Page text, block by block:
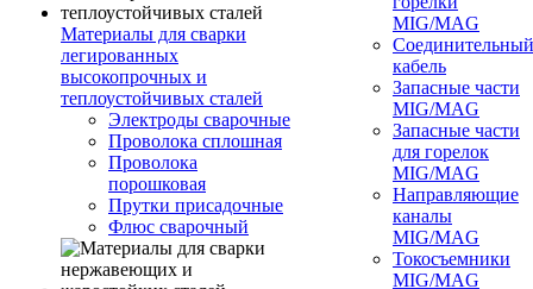
Материалы для сварки
легированных
высокопрочных и
теплоустойчивых сталей
Электроды сварочные
Проволока сплошная
Проволока
порошковая
Прутки присадочные
Флюс сварочный
MIG/MAG
Соединительный
кабель
Запасные части
MIG/MAG
Запасные части
для горелок
MIG/MAG
Направляющие
каналы
MIG/MAG
Токосъемники
MIG/MAG